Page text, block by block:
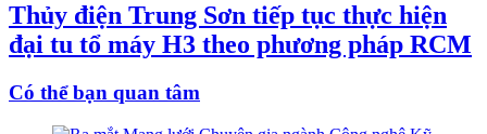
Thủy điện Trung Sơn tiếp tục thực hiện
đại tu tổ máy H3 theo phương pháp RCM
Có thể bạn quan tâm